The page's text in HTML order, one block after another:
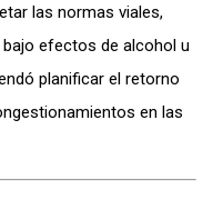
las normas viales,
efectos de alcohol u
planificar el retorno
en las